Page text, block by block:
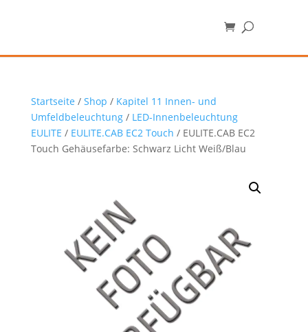
Startseite / Shop / Kapitel 11 Innen- und
Umfeldbeleuchtung/ LED-Innenbeleuchtung
EULITE / EULITE.CAB EC2 Touch / EULITE.CAB EC2
Touch Gehäusefarbe: Schwarz Licht Weiß/Blau